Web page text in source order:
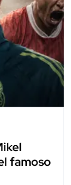
famoso